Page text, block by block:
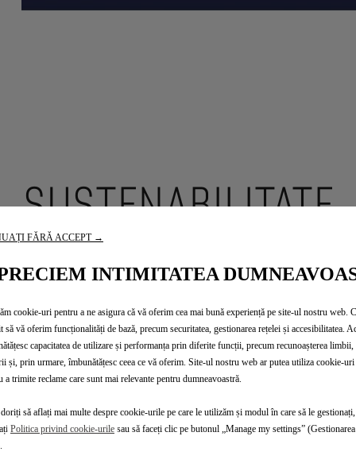
SUSTENABILITATE
sustenabilă încă
proiectare
provocării ecologice, ne angajăm să limităm impactul
de producție. La DS Automobiles, ne concentrăm
ori de câte ori putem. Echipa noastră specializată în
a garanta că materialele sunt de cea mai bună calitate
au rezistență termică și mecanică pentru o performanță
FĂRĂ ACCEPT →
INTIMITATEA
cookie-uri pentru a ne asigura că vă oferim cea mai bună experiență pe site-ul nostru web.
să vă oferim funcționalități de bază, precum securitatea, gestionarea rețelei și accesibilitatea.
capacitatea de utilizare și performanța prin diferite funcții, precum recunoașterea limbii,
și, prin urmare, îmbunătățesc ceea ce vă oferim. Site-ul nostru web ar putea utiliza cookie-uri
a trimite reclame care sunt mai relevante pentru dumneavoastră.
să aflați mai multe despre cookie-urile pe care le utilizăm și modul în care să le
Politica privind cookie-urile sau să faceți clic pe butonul „Manage my settings”